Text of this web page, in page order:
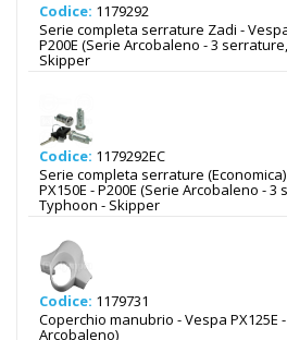
Codice: 1179292
Serie completa serrature Zadi - Vespa
P200E (Serie Arcobaleno - 3
Skipper
Codice: 1179292EC
Serie completa serrature (Economica)
PX150E - P200E (Serie Arcobaleno -
Typhoon - Skipper
Codice: 1179731
Coperchio manubrio - Vespa PX125E -
Arcobaleno)